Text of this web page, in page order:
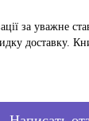
за уважне
доставку.